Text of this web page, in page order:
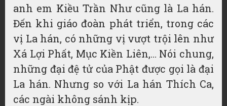
anh em Kiều Trần Như cũng là La hán.
Đến khi giáo đoàn phát triển, trong các
vị La hán, có những vị vượt trội lên như
Xá Lợi Phất, Mục Kiền Liên,… Nói chung,
những đại đệ tử của Phật được gọi là đại
La hán. Nhưng so với La hán Thích Ca,
các ngài không sánh kịp.